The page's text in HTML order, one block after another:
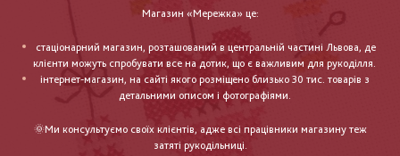
Магазин «Мережка» це:
стаціонарний магазин, розташований в центральній частині Львова, де
клієнти можуть спробувати все на дотик, що є важливим для рукоділля.
інтернет-магазин, на сайті якого розміщено близько 30 тис. товарів з
детальними описом і фотографіями.
🌞Ми консультуємо своїх клієнтів, адже всі працівники магазину теж
затяті рукодільниці.